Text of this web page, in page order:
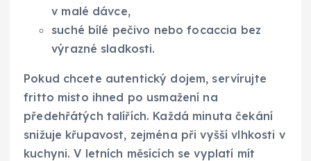
v malé dávce,
suché bílé pečivo nebo focaccia bez
výrazné sladkosti.
Pokud chcete autentický dojem, servírujte
fritto misto ihned po usmažení na
předehřátých talířích. Každá minuta čekání
snižuje křupavost, zejména při vyšší vlhkosti v
kuchyni. V letních měsících se vyplatí mít